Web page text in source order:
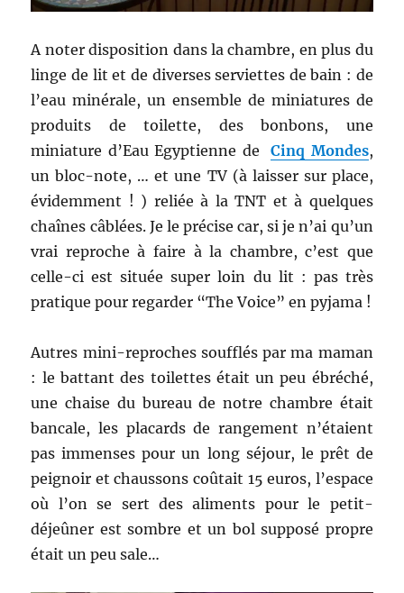
A noter disposition dans la chambre, en plus du
linge de lit et de diverses serviettes de bain : de
l’eau minérale, un ensemble de miniatures de
produits de toilette, des bonbons, une
miniature d’Eau Egyptienne de
Cinq Mondes,
un bloc-note, … et une TV (à laisser sur place,
évidemment ! ) reliée à la TNT et à quelques
chaînes câblées. Je le précise car, si je n’ai qu’un
vrai reproche à faire à la chambre, c’est que
celle-ci est située super loin du lit : pas très
pratique pour regarder “The Voice” en pyjama !
Autres mini-reproches soufflés par ma maman
: le battant des toilettes était un peu ébréché,
une chaise du bureau de notre chambre était
bancale, les placards de rangement n’étaient
pas immenses pour un long séjour, le prêt de
peignoir et chaussons coûtait 15 euros, l’espace
où l’on se sert des aliments pour le petit-
déjeûner est sombre et un bol supposé propre
était un peu sale…